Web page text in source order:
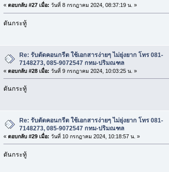
« ตอบกลับ #27 เมื่อ: วันที่ 8 กรกฎาคม 2024, 08:37:19 น. »
ดันกระทู้
Re: รับตัดคอนกรีต ใช้เอกสารง่ายๆ ไม่ยุ่งยาก โทร 081-
7148273, 085-9072547 กทม-ปริมณฑล
« ตอบกลับ #28 เมื่อ: วันที่ 9 กรกฎาคม 2024, 10:03:25 น. »
ดันกระทู้
Re: รับตัดคอนกรีต ใช้เอกสารง่ายๆ ไม่ยุ่งยาก โทร 081-
7148273, 085-9072547 กทม-ปริมณฑล
« ตอบกลับ #29 เมื่อ: วันที่ 10 กรกฎาคม 2024, 10:18:57 น. »
ดันกระทู้